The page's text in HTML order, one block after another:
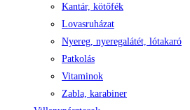
Kantár, kötőfék
Lovasruházat
Nyereg, nyeregalátét, lótakaró
Patkolás
Vitaminok
Zabla, karabiner